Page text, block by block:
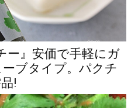
ー』安価で手軽にガ
ブタイプ。パクチ
!